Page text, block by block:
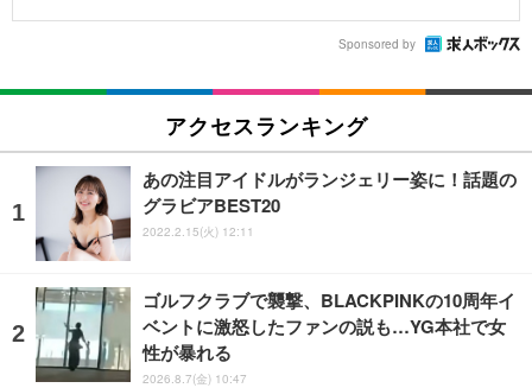
Sponsored by
アクセスランキング
あの注目アイドルがランジェリー姿に！話題の
グラビアBEST20
2022.2.15(火) 12:11
ゴルフクラブで襲撃、BLACKPINKの10周年イ
ベントに激怒したファンの説も…YG本社で女
性が暴れる
2026.8.7(金) 10:47